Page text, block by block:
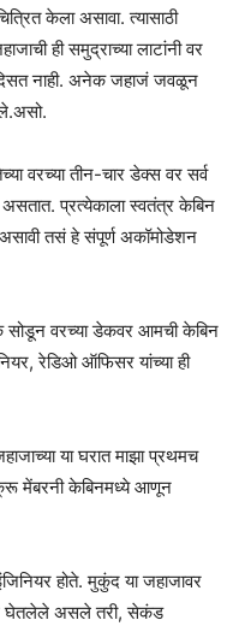
केला असावा. त्यासाठी
ही समुद्राच्या लाटांनी वर
दिसत नाही. अनेक जहाजं जवळून
वरच्या तीन-चार डेक्स वर सर्व
असतात. प्रत्येकाला स्वतंत्र केबिन
तसं हे संपूर्ण अकॉमोडेशन
वरच्या डेकवर आमची केबिन
रेडिओ ऑफिसर यांच्या ही
या घरात माझा प्रथमच
मेंबरनी केबिनमध्ये आणून
होते. मुकुंद या जहाजावर
घेतलेले असले तरी, सेकंड